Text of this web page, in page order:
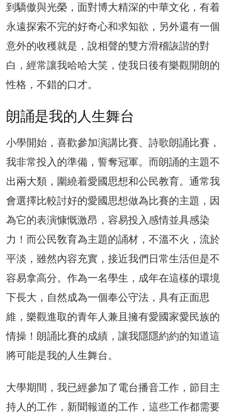
到驕傲與光榮，面對博大精深的中華文化，有着
永遠探索不完的好奇心和求知欲，另外還有一個
意外的收穫就是，說相聲的雙方滑稽詼諧的對
白，經常讓我哈哈大笑，使我日後有樂觀開朗的
性格，不錯的口才。
朗誦是我的人生舞台
小學開始，喜歡參加演講比賽、詩歌朗誦比賽，
我非常投入的準備，誓奪冠軍。而朗誦的主題不
出兩大類，圍繞着愛國思想和公民教育。通常我
會選擇比較討好的愛國思想做為比賽的主題，因
為它的表演慷慨激昂，容易投入感情並具感染
力！而公民敎育為主題的誦材，不溫不火，流於
平淡，雖然內容充實，接近我們日常生活但是不
容易拿高分。作為一名學生，成年在這樣的環境
下長大，自然成為一個奉公守法，具有正面思
維，樂觀進取的青年人兼且擁有愛國家愛民族的
情操！朗誦比賽的成績，讓我隱隱約約的知道這
將可能是我的人生舞台。
大學期間，我已經參加了電台播音工作，節目主
持人的工作，新聞報道的工作，這些工作都需要